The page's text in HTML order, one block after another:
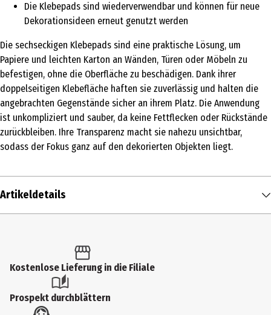
Die Klebepads sind wiederverwendbar und können für neue
Dekorationsideen erneut genutzt werden
Die sechseckigen Klebepads sind eine praktische Lösung, um
Papiere und leichten Karton an Wänden, Türen oder Möbeln zu
befestigen, ohne die Oberfläche zu beschädigen. Dank ihrer
doppelseitigen Klebefläche haften sie zuverlässig und halten die
angebrachten Gegenstände sicher an ihrem Platz. Die Anwendung
ist unkompliziert und sauber, da keine Fettflecken oder Rückstände
zurückbleiben. Ihre Transparenz macht sie nahezu unsichtbar,
sodass der Fokus ganz auf den dekorierten Objekten liegt.
Artikeldetails
Produkttyp
Lieferumfang
Kostenlose Lieferung in die Filiale
Prospekt durchblättern